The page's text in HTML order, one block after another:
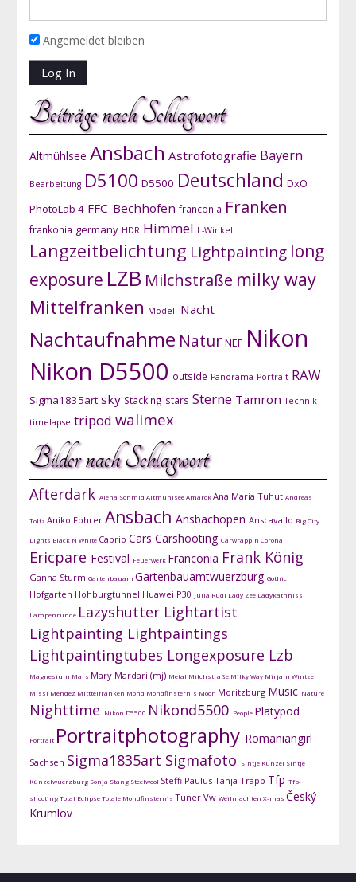
Angemeldet bleiben
Beiträge nach Schlagwort
Altmühlsee Ansbach Astrofotografie Bayern
Bearbeitung D5100 D5500 Deutschland DxO
PhotoLab 4 FFC-Bechhofen franconia Franken
frankonia germany HDR Himmel L-Winkel
Langzeitbelichtung Lightpainting long
exposure LZB Milchstraße milky way
Mittelfranken Modell Nacht
Nachtaufnahme Natur NEF Nikon
Nikon D5500 outside Panorama Portrait RAW
Sigma1835art sky Stacking stars Sterne Tamron Technik
timelapse tripod walimex
Bilder nach Schlagwort
Afterdark Alena Schmid AltmühlseeAmarokAna Maria Tuhut Andreas
Toltz Aniko Fohrer Ansbach Ansbachopen Anscavallo Big City
Lights Black N White Cabrio Cars Carshooting Carwrappin Corona
Ericpare Festival Feuerwerk Franconia Frank König
Ganna Sturm Gartenbauam Gartenbauamtwuerzburg Gothic
Hofgarten Hohburgtunnel Huawei P30 Julia Rudi Lady Zee Ladykathniss
Lampenrunde Lazyshutter Lightartist
Lightpainting Lightpaintings
Lightpaintingtubes Longexposure Lzb
Magnesium Mars Mary Mardari (mj) Metal Milchstraße Milky Way Mirjam Wintzer
Missi Mendez Mitttelfranken Mond Mondfinsternis Moon Moritzburg Music Nature
Nighttime Nikon D5500 Nikond5500 People Platypod
Portrait Portraitphotography Romaniangirl
Sachsen Sigma1835art Sigmafoto Sintje Künzel Sintje
Künzelwuerzburg Sonja Stang Steelwool Steffi Paulus Tanja Trapp Tfp Tfp-
shootingTotal EclipseTotale Mondfinsternis Tuner Vw Weihnachten X-mas Český
Krumlov